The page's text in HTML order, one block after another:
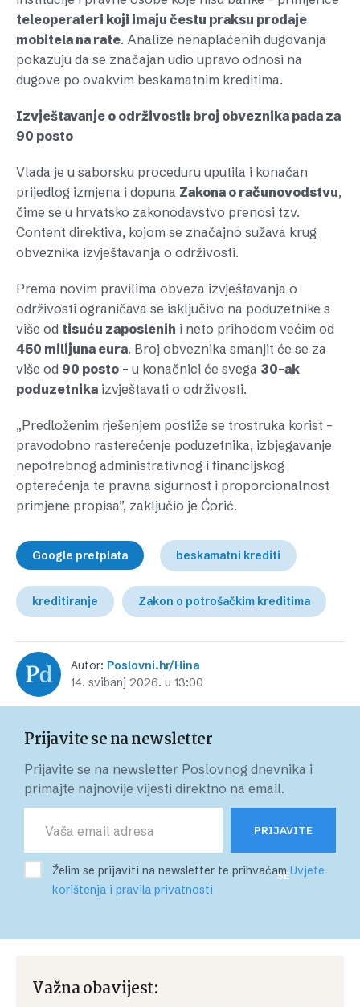
teleoperateri koji imaju čestu praksu prodaje
mobitela na rate. Analize nenaplaćenih dugovanja
pokazuju da se značajan udio upravo odnosi na
dugove po ovakvim beskamatnim kreditima.
Izvještavanje o održivosti: broj obveznika pada za
90 posto
Vlada je u saborsku proceduru uputila i konačan
prijedlog izmjena i dopuna Zakona o računovodstvu,
čime se u hrvatsko zakonodavstvo prenosi tzv.
Content direktiva, kojom se značajno sužava krug
obveznika izvještavanja o održivosti.
Prema novim pravilima obveza izvještavanja o
održivosti ograničava se isključivo na poduzetnike s
više od tisuću zaposlenih i neto prihodom većim od
450 milijuna eura. Broj obveznika smanjit će se za
više od 90 posto – u konačnici će svega 30-ak
poduzetnika izvještavati o održivosti.
„Predloženim rješenjem postiže se trostruka korist –
pravodobno rasterećenje poduzetnika, izbjegavanje
nepotrebnog administrativnog i financijskog
opterećenja te pravna sigurnost i proporcionalnost
primjene propisa”, zaključio je Ćorić.
Google pretplata beskamatni krediti
kreditiranje Zakon o potrošačkim kreditima
Autor: Poslovni.hr/Hina
14. svibanj 2026. u 13:00
Prijavite se na newsletter
Prijavite se na newsletter Poslovnog dnevnika i
primajte najnovije vijesti direktno na email.
PRIJAVITE
SE
Želim se prijaviti na newsletter te prihvaćamUvjete
korištenja i pravila privatnosti
Važna obavijest: